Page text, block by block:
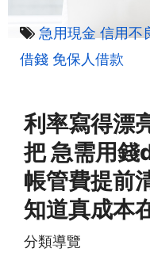
急用現金 信用不
借錢 免保人借款
利率寫得漂
把 急需用
帳管費提前
知道真成本
分類導覽